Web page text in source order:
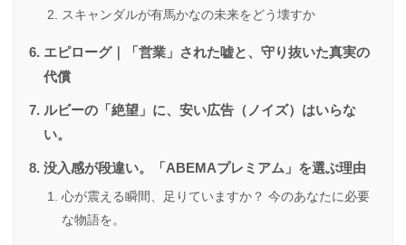
スキャンダルが有馬かなの未来をどう壊すか
エピローグ｜「営業」された嘘と、守り抜いた真実の
代償
ルビーの「絶望」に、安い広告（ノイズ）はいらな
い。
没入感が段違い。「ABEMAプレミアム」を選ぶ理由
心が震える瞬間、足りていますか？ 今のあなたに必要
な物語を。